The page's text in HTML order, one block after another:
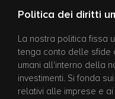
Politica dei diritti
La nostra politica fissa
tenga conto delle sfide
umani all'interno della
investimenti. Si fonda
relativi alle imprese e ai